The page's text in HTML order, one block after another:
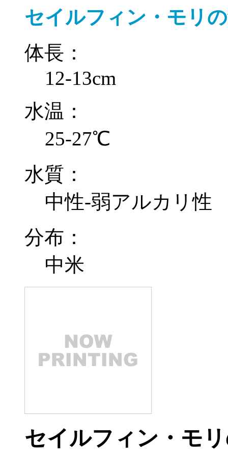
セイルフィン・モリ
体長：
12-13cm
水温：
25-27℃
水質：
中性-弱アルカリ性
分布：
中米
セイルフィン・モ